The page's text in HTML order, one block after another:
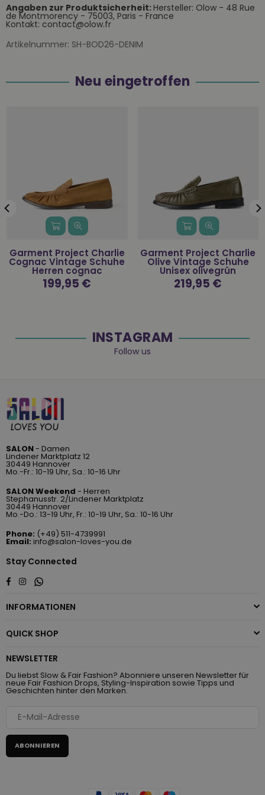
Angaben zur Produktsicherheit:Hersteller: Olow - 48 Rue
de Montmorency - 75003, Paris - France
Kontakt: contact@olow.fr
Artikelnummer: SH-BOD26-DENIM
Neu eingetroffen
Garment Project Charlie
Cognac Vintage Schuhe
Herren cognac
Normaler
Preis
199,95 €
Garment Project Charlie
Olive Vintage Schuhe
Unisex olivegrün
Normaler
Preis
219,95 €
INSTAGRAM
Follow us
SALON- Damen
Lindener Marktplatz 12
30449 Hannover
Mo.-Fr.: 10-19 Uhr, Sa.: 10-16 Uhr
SALON Weekend - Herren
Stephanusstr. 2/Lindener Marktplatz
30449 Hannover
Mo.-Do.: 13-19 Uhr, Fr.: 10-19 Uhr, Sa.: 10-16 Uhr
Phone: (+49) 511-4739991
Email: info@salon-loves-you.de
Stay Connected
Facebook
InstagramWhatsapp
INFORMATIONEN
QUICK SHOP
NEWSLETTER
Du liebst Slow & Fair Fashion? Abonniere unseren Newsletter für
neue Fair Fashion Drops, Styling-Inspiration sowie Tipps und
Geschichten hinter den Marken.
ABONNIEREN